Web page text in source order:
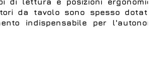
da tavolo sono spesso dotati di
indispensabile per l'autonomia